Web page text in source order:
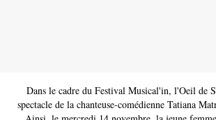
Dans le cadre du Festival Musical'in, l'Oeil de
spectacle de la chanteuse-comédienne Tatiana